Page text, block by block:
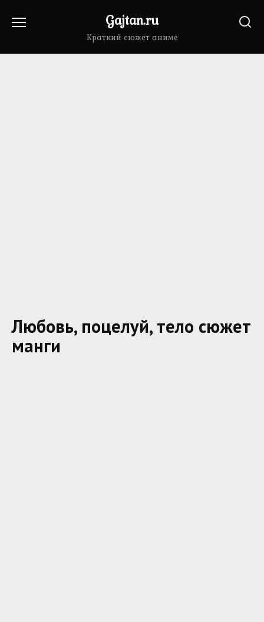
Gajtan.ru
Краткий сюжет аниме
Любовь, поцелуй, тело сюжет
манги